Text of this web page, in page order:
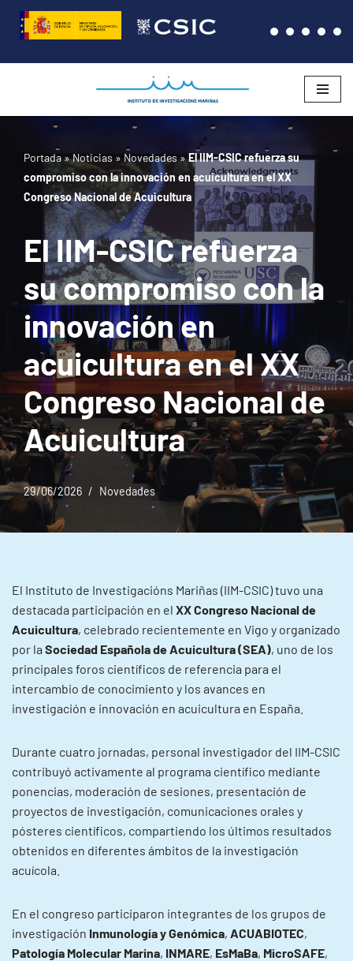
Saltar
al
Portada»Noticias » Novedades»El IIM-CSIC refuerza su
compromiso con la innovación en acuicultura en el XX
Congreso Nacional de Acuicultura
El IIM-CSIC refuerza
su compromiso con la
innovación en
acuicultura en el XX
Congreso Nacional de
Acuicultura
29/06/2026 Novedades
El Instituto de Investigacións Mariñas (IIM-CSIC) tuvo una
destacada participación en el XX Congreso Nacional de
Acuicultura, celebrado recientemente en Vigo y organizado
por la Sociedad Española de Acuicultura (SEA), uno de los
principales foros científicos de referencia para el
intercambio de conocimiento y los avances en
investigación e innovación en acuicultura en España.
Durante cuatro jornadas, personal investigador del IIM-CSIC
contribuyó activamente al programa científico mediante
ponencias, moderación de sesiones, presentación de
proyectos de investigación, comunicaciones orales y
pósteres científicos, compartiendo los últimos resultados
obtenidos en diferentes ámbitos de la investigación
acuícola.
En el congreso participaron integrantes de los grupos de
investigación Inmunología y Genómica, ACUABIOTEC,
Patología Molecular Marina, INMARE, EsMaBa, MicroSAFE,